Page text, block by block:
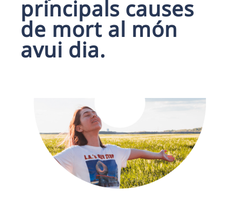
principals causes
de mort al món
avui dia.